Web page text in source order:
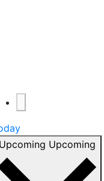
Upcoming